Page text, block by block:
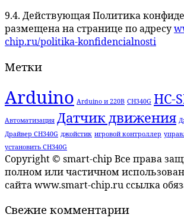
9.4. Действующая Политика
размещена на странице по адресу
chip.ru/politika-konfidencialnosti
Метки
Arduino Arduino и 220В CH340G HC-
Автоматизация Датчик движения
Драйвер CH340G джойстик игровой контроллер
установить CH340G
Copyright © smart-chip Все права
полном или частичном
сайта www.smart-chip.ru ссылка
Свежие комментарии